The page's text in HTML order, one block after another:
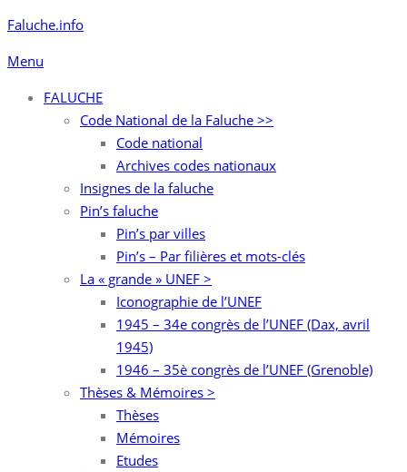
Aller
contenu
Faluche.info
Menu
FALUCHE
Code National de la Faluche >>
Code national
Archives codes nationaux
Insignes de la faluche
Pin’s faluche
Pin’s par villes
Pin’s – Par filières et mots-clés
La « grande » UNEF >
Iconographie de l’UNEF
1945 – 34e congrès de l’UNEF (Dax, avril
1945)
1946 – 35è congrès de l’UNEF (Grenoble)
Thèses & Mémoires >
Thèses
Mémoires
Etudes